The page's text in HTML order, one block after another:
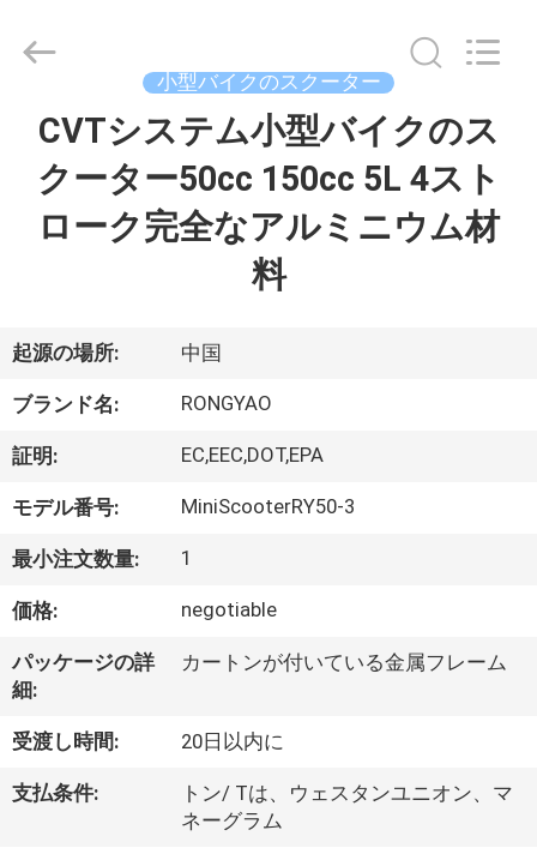
ク
ト
私
達
つ
い
て
工
Shanghai
Rongyao
Reserved.
小型バイクのスクーター
CVTシステム小型バイクのス
クーター50cc 150cc 5L 4スト
ローク完全なアルミニウム材
料
起源の場所: 中国
ブランド名: RONGYAO
証明: EC,EEC,DOT,EPA
モデル番号: MiniScooterRY50-3
最小注文数量: 1
価格: negotiable
パッケージの詳
細:
カートンが付いている金属フレーム
受渡し時間: 20日以内に
支払条件:
トン/ Tは、ウェスタンユニオン、マ
ネーグラム